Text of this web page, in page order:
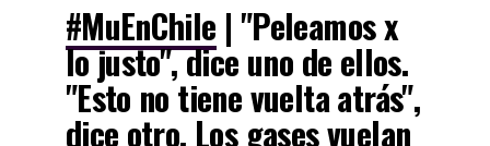
#MuEnChile | "Peleamos x
lo justo", dice uno de ellos.
"Esto no tiene vuelta atrás",
dice otro. Los gases vuelan